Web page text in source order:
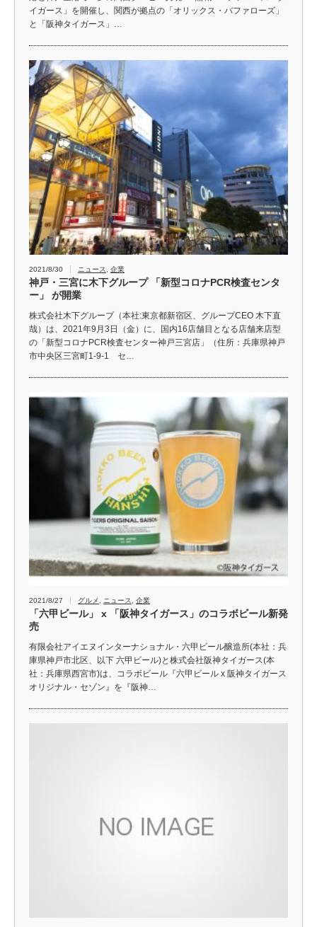
イガース」を開催し、関西が拠点の「オリックス・バファローズ」
と「阪神タイガース」…
2021/8/30 ニュース 企業
神戸・三宮に木下グループ 「新型コロナPCR検査センタ
ー」 が開業
株式会社木下グループ（本社:東京都新宿区、グループCEO 木下直
哉）は、2021年9月3日（金）に、国内16店舗目となる店舗来店型
の「新型コロナPCR検査センター神戸三宮店」（住所：兵庫県神戸
市中央区三宮町1-9-1 セ…
2021/8/27 グルメ , ニュース, 企業
「六甲ビール」 x 「阪神タイガース」のコラボビール新発
売
有限会社アイエヌインターナショナル・六甲ビール醸造所(本社：兵
庫県神戸市北区、以下 六甲ビール)と株式会社阪神タイガース(本
社：兵庫県西宮市)は、コラボビール『六甲ビール x 阪神タイガース
オリジナル・セゾン』を『阪神…